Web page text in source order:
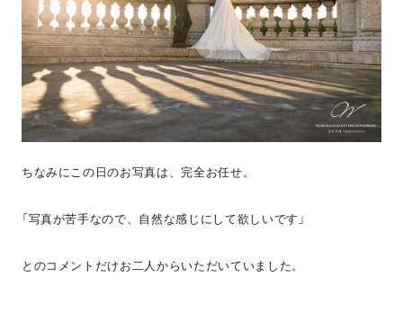
ちなみにこの日のお写真は、完全お任せ。
「写真が苦手なので、自然な感じにして欲しいです」
とのコメントだけお二人からいただいていました。